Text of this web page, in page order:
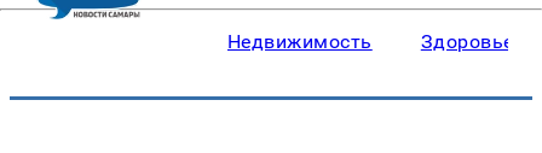
Недвижимость Здоровье